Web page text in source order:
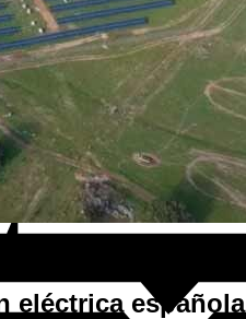
eléctrica española